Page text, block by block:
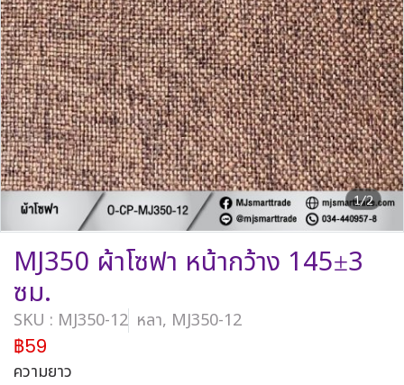
1/2
MJ350 ผ้าโซฟา หน้ากว้าง 145±3
ซม.
SKU : MJ350-12 หลา, MJ350-12
฿59
ความยาว